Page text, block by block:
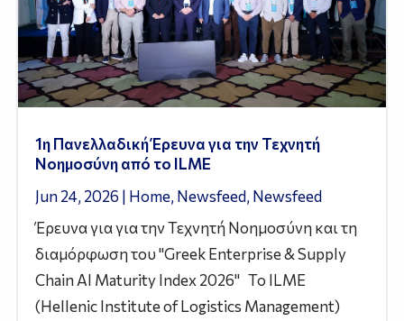
1η Πανελλαδική Έρευνα για την Τεχνητή
Νοημοσύνη από το ILME
Jun 24, 2026 | Home, Newsfeed, Newsfeed
Έρευνα για για την Τεχνητή Νοημοσύνη και τη
διαμόρφωση του "Greek Enterprise & Supply
Chain AI Maturity Index 2026" Το ILME
(Hellenic Institute of Logistics Management)